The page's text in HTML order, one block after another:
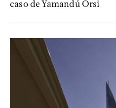
caso de Yamandú Orsi